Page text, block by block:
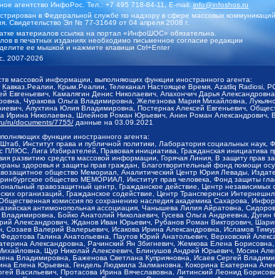
агентство ИнфоРос. Тел.: +7 495 718-84-11, E-mail:info@infoshos.ru
в Федеральной службе по надзору в сфере массовых
Свидетельство Эл № 77-31649 от 04 апреля 2008 г.
материалов ссылка на портал «ИнфоШОС» обязательна.
в печатных изданиях необходимо письменное согласие редакции
ее мышкой и нажмите клавиши Ctrl+Enter
2007-2026
массовой информации, выполняющих функции иностранного агента:
Крым.Реалии, Телеканал Настоящее Время, Azatliq Radiosi,
Евгеньевич, Камалягин Денис Николаевич, Апахончич Дарья
Чуракова Ольга Владимировна, Железнова Мария Михайловна,
Апухтина Юлия Владимировна, Постернак Алексей Евгеньевич,
Ирина Николаевна, Шлейнов Роман Юрьевич, Анин Роман Александрович,
ru/documents/7755/ данные на 03.09.2021
функции иностранного агента:
Институт права и публичной политики, Лаборатория социальных
ПЛЮС, Лига Избирателей, Правовая инициатива, Гражданская инициатива
развитию средств массовой информации, Горячая Линия, В защиту
здоровья и защиты прав граждан, Благотворительный фонд помощи
общество Мемориал, Аналитический Центр Юрия Левады,
общество МЕМОРИАЛ, Институт прав человека, Фонд защиты
правозащитный центр, Гражданское действие, Центр
организаций, Гражданское содействие, Центр Трансперенси
комиссия по сохранению наследия академика Сахарова,
антимонопольная ассоциация, Чанышева Лилия Айратовна,
Бойко Анатолий Николаевич, Гусева Ольга Андреевна,
Александрович, Жданов Иван Юрьевич, Рубанов Роман Викторович,
Созаев Валерий Валерьевич, Исакова Ирина Александровна, Исламов
Галина Анатольевна, Паутов Юрий Анатольевич, Верховский
Александровна, Рачинский Ян Збигневич, Жемкова Елена
Щур Николай Алексеевич, Блинушов Андрей Юрьевич, Мосин
Владимировна, Баженова Светлана Куприяновна, Исаев Сергей
Елена Юрьевна, Гендель Людмила Залмановна, Кокорина Екатерина
Васильевич, Протасова Ирина Вячеславовна, Литинский Леонид